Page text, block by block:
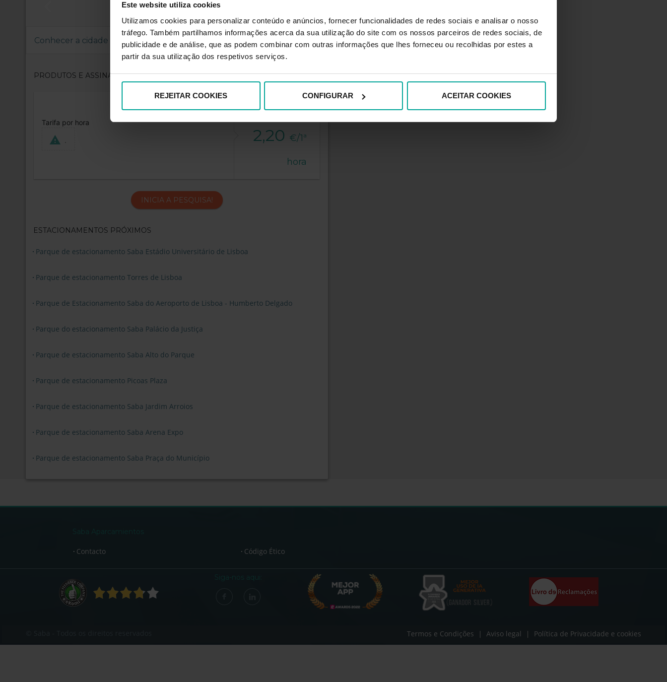
Este website utiliza cookies
Utilizamos cookies para personalizar conteúdo e anúncios, fornecer funcionalidades de redes sociais e analisar o nosso
tráfego. Também partilhamos informações acerca da sua utilização do site com os nossos parceiros de redes sociais, de
publicidade e de análise, que as podem combinar com outras informações que lhes forneceu ou recolhidas por estes a
partir da sua utilização dos respetivos serviços.
REJEITAR COOKIES CONFIGURAR ACEITAR COOKIES
Conhecer a cidade
PRODUTOS E ASSINATURAS
Tarifa por hora
. 2,20 €/1ª
hora
INICIA A PESQUISA!
ESTACIONAMENTOS PRÓXIMOS
Parque de estacionamento Saba Estádio Universitário de Lisboa
Parque de estacionamento Torres de Lisboa
Parque de Estacionamento Saba do Aeroporto de Lisboa - Humberto Delgado
Parque do estacionamento Saba Palácio da Justiça
Parque de estacionamento Saba Alto do Parque
Parque de estacionamento Picoas Plaza
Parque de estacionamento Saba Jardim Arroios
Parque de estacionamento Saba Arena Expo
Parque de estacionamento Saba Praça do Município
Contacto Código Ético
Termos e Condições Aviso legal Política de Privacidade e cookies